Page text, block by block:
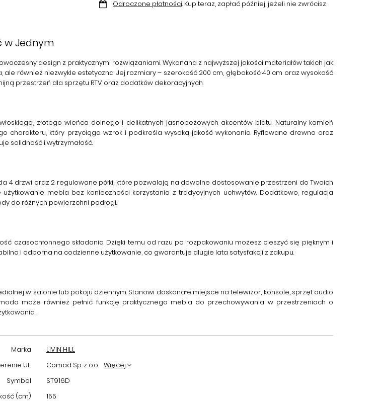
Odroczone płatności. Kup teraz, zapłać później, jeżeli nie zwrócisz
w Jednym
design z praktycznymi rozwiązaniami. Wykonana z najwyższej jakości materiałów takich jak
również niezwykle estetyczna. Jej rozmiary – szerokość 200 cm, głębokość 40 cm oraz wysokość
przestrzeń dla sprzętu RTV oraz dodatków dekoracyjnych.
złotego wieńca dolnego i delikatnych jasnobeżowych akcentów blatu. Naturalny kamień
który przyciąga wzrok i podkreśla wysoką jakość wykonania. Ryflowane drewno oraz
solidność i wytrzymałość.
4 drzwi oraz 2 regulowane półki, które pozwalają na dowolne dostosowanie przestrzeni do Twoich
mebla bez konieczności korzystania z tradycyjnych uchwytów. Dodatkowo, regulacja
do różnych powierzchni podłogi.
czasochłonnego składania. Dzięki temu od razu po rozpakowaniu możesz cieszyć się pięknym i
i odporna na codzienne użytkowanie, co gwarantuje długie lata satysfakcji z zakupu.
w salonie lub pokoju dziennym. Stanowi doskonałe miejsce na telewizor, konsole, sprzęt audio
może również pełnić funkcję praktycznego mebla do przechowywania w przestrzeniach o
Marka
LIVIN HILL
UE
Comad Sp. z o.o. Więcej
Symbol
ST916D
(cm)
155